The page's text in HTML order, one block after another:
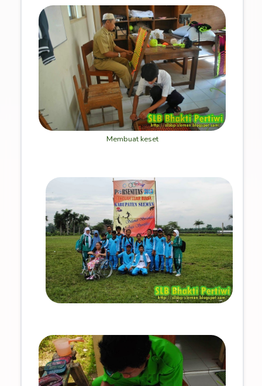
Membuat keset